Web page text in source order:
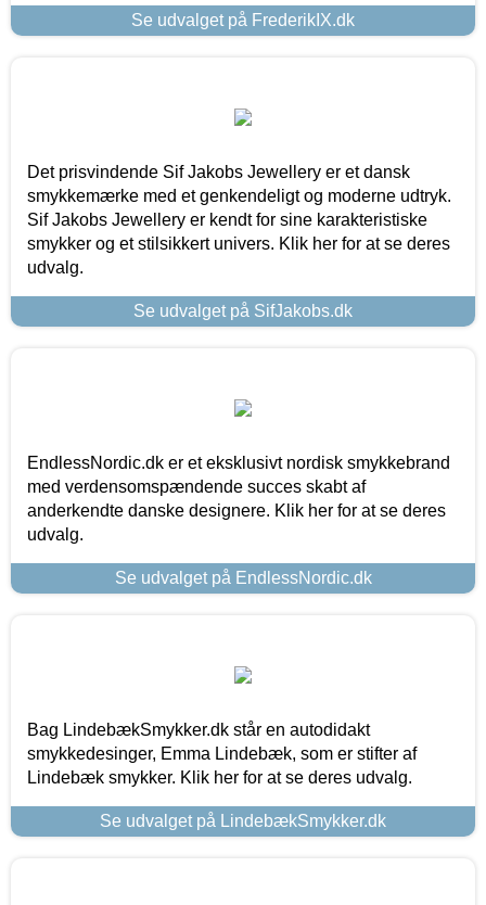
Se udvalget på FrederikIX.dk
Det prisvindende Sif Jakobs Jewellery er et dansk
smykkemærke med et genkendeligt og moderne udtryk.
Sif Jakobs Jewellery er kendt for sine karakteristiske
smykker og et stilsikkert univers. Klik her for at se deres
udvalg.
Se udvalget på SifJakobs.dk
EndlessNordic.dk er et eksklusivt nordisk smykkebrand
med verdensomspændende succes skabt af
anderkendte danske designere. Klik her for at se deres
udvalg.
Se udvalget på EndlessNordic.dk
Bag LindebækSmykker.dk står en autodidakt
smykkedesinger, Emma Lindebæk, som er stifter af
Lindebæk smykker. Klik her for at se deres udvalg.
Se udvalget på LindebækSmykker.dk